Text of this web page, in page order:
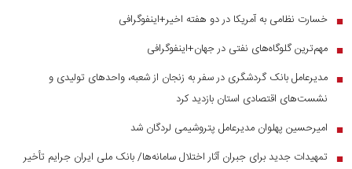
■ خسارت نظامی به آمریکا در دو هفته اخیر+اینفوگرافی
■ مهم‌ترین گلوگاه‌های نفتی در جهان+اینفوگرافی
■ مدیرعامل بانک گردشگری در سفر به زنجان از شعبه، واحدهای تولیدی و
نشست‌های اقتصادی استان بازدید کرد
■ امیرحسین پهلوان مدیرعامل پتروشیمی لردگان شد
■
تمهیدات جدید برای جبران آثار اختلال سامانه‌ها/ بانک ملی ایران جرایم تأخیر